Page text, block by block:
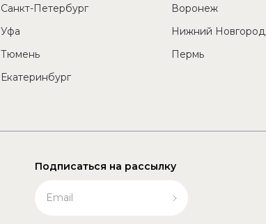
Санкт-Петербург
Воронеж
Уфа
Нижний Новгород
Тюмень
Пермь
Екатеринбург
Подписаться на рассылку